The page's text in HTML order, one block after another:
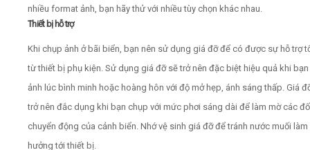
nhiều format ảnh, bạn hãy thử với nhiều tùy chọn khác nhau.
Thiết bị hỗ trợ
Khi chụp ảnh ở bãi biển, bạn nên sử dụng giá đỡ để có được sự hỗ trợ
từ thiết bị phụ kiện. Sử dụng giá đỡ sẽ trở nên đặc biệt hiệu quả khi
ảnh lúc bình minh hoặc hoàng hôn với độ mở hẹp, ánh sáng thấp. Giá
trở nên đắc dụng khi bạn chụp với mức phơi sáng dài để làm mờ các
chuyển động của cảnh biển. Nhớ vệ sinh giá đỡ để tránh nước muối làm
hưởng tới thiết bị.